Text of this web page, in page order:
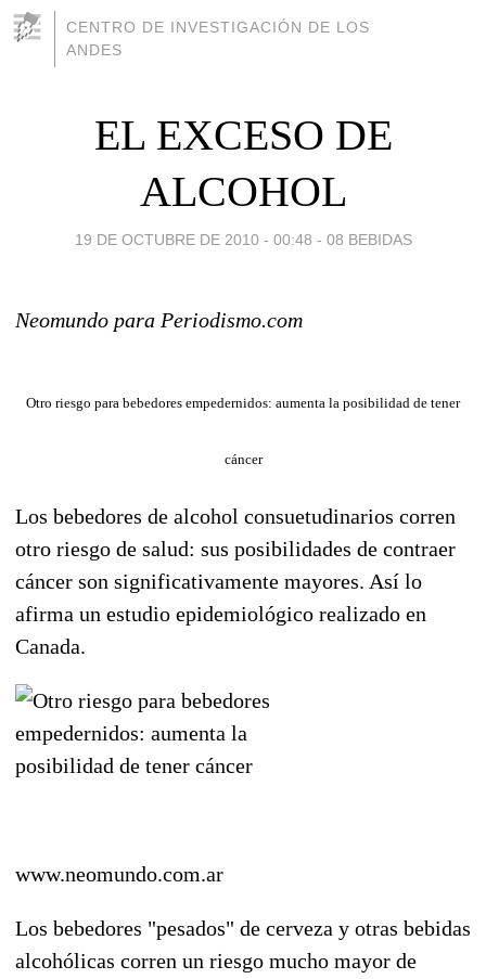
CENTRO DE INVESTIGACIÓN DE LOS
ANDES
EL EXCESO DE
ALCOHOL
19 DE OCTUBRE DE 2010 - 00:48 - 08 BEBIDAS
Neomundo para Periodismo.com
Otro riesgo para bebedores empedernidos: aumenta la posibilidad de tener
cáncer
Los bebedores de alcohol consuetudinarios corren
otro riesgo de salud: sus posibilidades de contraer
cáncer son significativamente mayores. Así lo
afirma un estudio epidemiológico realizado en
Canada.
www.neomundo.com.ar
Los bebedores "pesados" de cerveza y otras bebidas
alcohólicas corren un riesgo mucho mayor de